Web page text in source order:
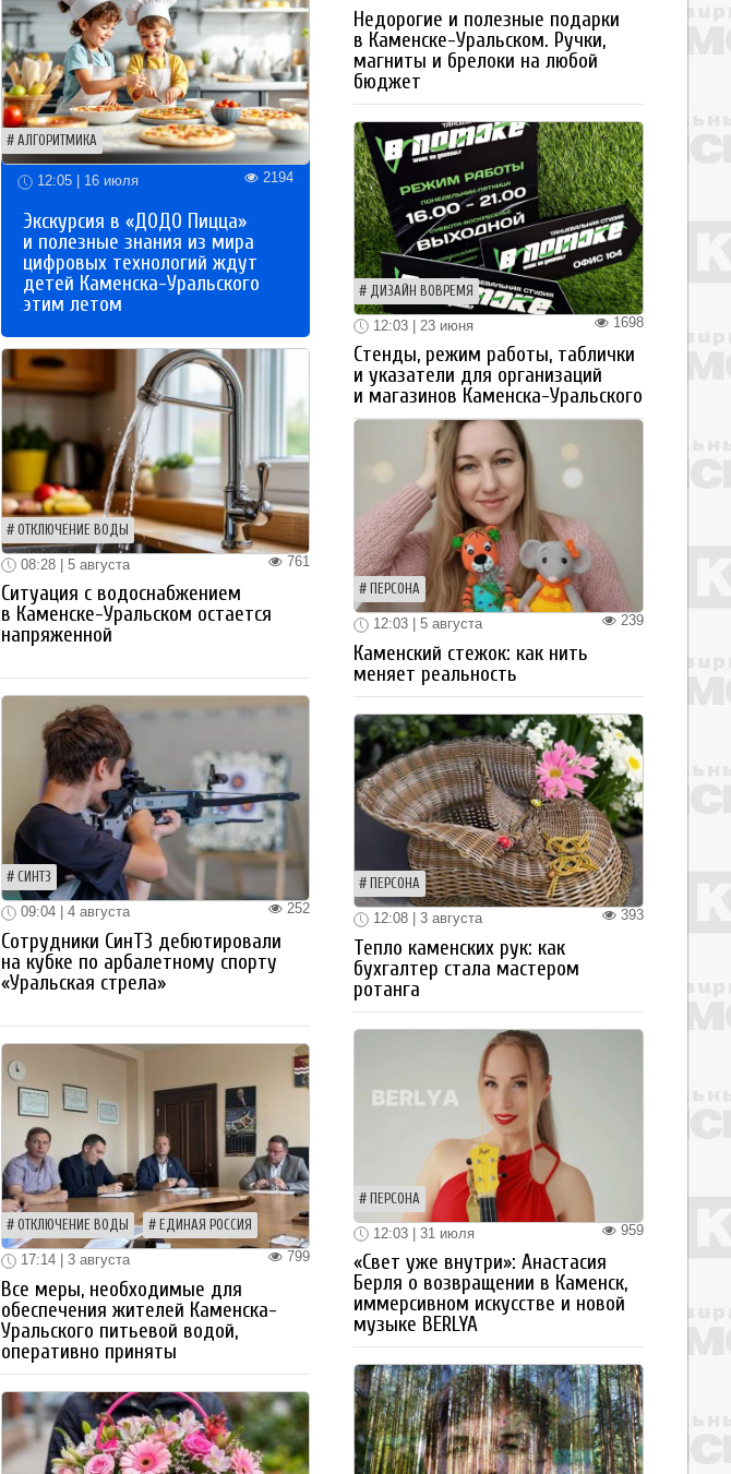
АЛГОРИТМИКА
12:05 | 16 июля 2194
Экскурсия в «ДОДО Пицца»
и полезные знания из мира
цифровых технологий ждут
детей Каменска-Уральского
этим летом
ОТКЛЮЧЕНИЕ ВОДЫ
761
08:28 | 5 августа
Ситуация с водоснабжением
в Каменске-Уральском остается
напряженной
СИНТЗ
252
09:04 | 4 августа
Сотрудники СинТЗ дебютировали
на кубке по арбалетному спорту
«Уральская стрела»
ОТКЛЮЧЕНИЕ ВОДЫ ЕДИНАЯ РОССИЯ
799
17:14 | 3 августа
Все меры, необходимые для
обеспечения жителей Каменска-
Уральского питьевой водой,
оперативно приняты
Недорогие и полезные подарки
в Каменске-Уральском. Ручки,
магниты и брелоки на любой
бюджет
ДИЗАЙН ВОВРЕМЯ
1698
12:03 | 23 июня
Стенды, режим работы, таблички
и указатели для организаций
и магазинов Каменска-Уральского
ПЕРСОНА
239
12:03 | 5 августа
Каменский стежок: как нить
меняет реальность
ПЕРСОНА
393
12:08 | 3 августа
Тепло каменских рук: как
бухгалтер стала мастером
ротанга
ПЕРСОНА
959
12:03 | 31 июля
«Свет уже внутри»: Анастасия
Берля о возвращении в Каменск,
иммерсивном искусстве и новой
музыке BERLYA